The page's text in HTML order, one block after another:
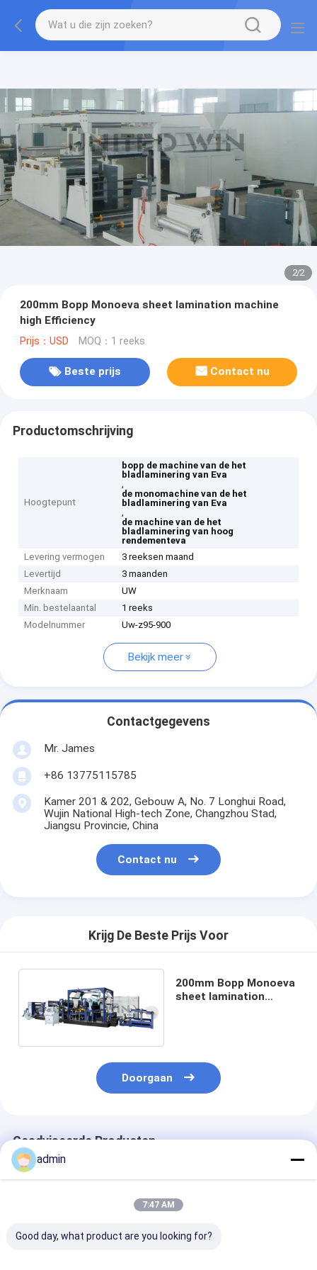
2/2
200mm Bopp Monoeva sheet lamination machine
high Efficiency
Prijs：USD MOQ：1 reeks
Beste prijs Contact nu
Productomschrijving
Hoogtepunt
bopp de machine van de het
bladlaminering van Eva
,
de monomachine van de het
bladlaminering van Eva
,
de machine van de het
bladlaminering van hoog
rendementeva
Levering vermogen
3 reeksen maand
Levertijd
3 maanden
Merknaam
UW
Min. bestelaantal
1 reeks
Modelnummer
Uw-z95-900
Bekijk meer
Contactgegevens
Mr. James
+86 13775115785
Kamer 201 & 202, Gebouw A, No. 7 Longhui Road,
Wujin National High-tech Zone, Changzhou Stad,
Jiangsu Provincie, China
Contact nu
Krijg De Beste Prijs Voor
200mm Bopp Monoeva
sheet lamination
Doorgaan
Geadviseerde Producten
admin
7:47 AM
Good day, what product are you looking for?